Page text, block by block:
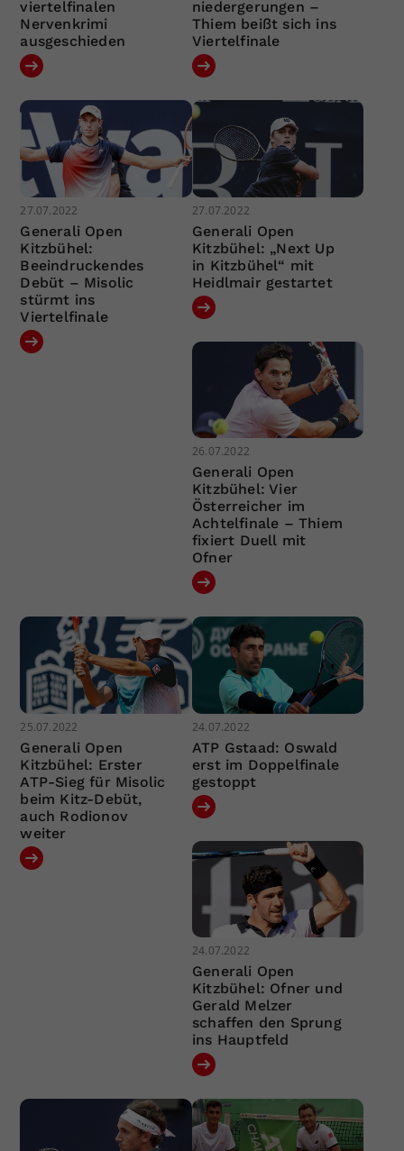
viertelfinalen
Nervenkrimi
ausgeschieden
niedergerungen –
Thiem beißt sich ins
Viertelfinale
27.07.2022
Generali Open
Kitzbühel:
Beeindruckendes
Debüt – Misolic
stürmt ins
Viertelfinale
27.07.2022
Generali Open
Kitzbühel: „Next Up
in Kitzbühel“ mit
Heidlmair gestartet
26.07.2022
Generali Open
Kitzbühel: Vier
Österreicher im
Achtelfinale – Thiem
fixiert Duell mit
Ofner
25.07.2022
Generali Open
Kitzbühel: Erster
ATP-Sieg für Misolic
beim Kitz-Debüt,
auch Rodionov
weiter
24.07.2022
ATP Gstaad: Oswald
erst im Doppelfinale
gestoppt
24.07.2022
Generali Open
Kitzbühel: Ofner und
Gerald Melzer
schaffen den Sprung
ins Hauptfeld